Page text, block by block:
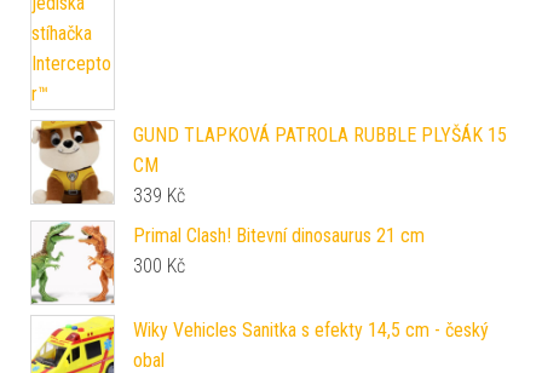
GUND TLAPKOVÁ PATROLA RUBBLE PLYŠÁK 15
CM
339 Kč
Primal Clash! Bitevní dinosaurus 21 cm
300 Kč
Wiky Vehicles Sanitka s efekty 14,5 cm - český
obal